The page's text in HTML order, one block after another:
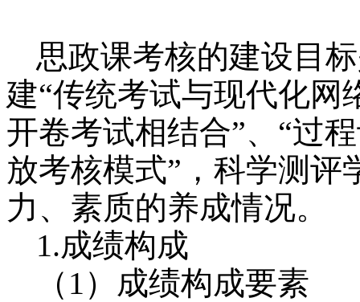
思政课考核的建设目
建“传统考试与现代化网
开卷考试相结合”、“过
放考核模式”，科学测评
力、素质的养成情况。
1.成绩构成
（ 1 ）成绩构成要素